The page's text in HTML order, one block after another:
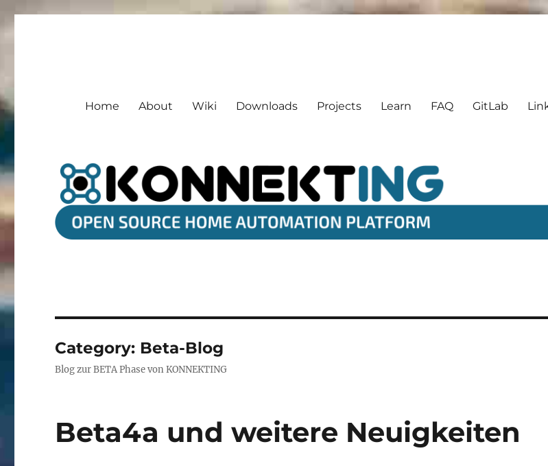
Home About Wiki Downloads Projects Learn FAQ GitLab
Category: Beta-Blog
Blog zur BETA Phase von KONNEKTING
Beta4a und weitere Neuigkeiten